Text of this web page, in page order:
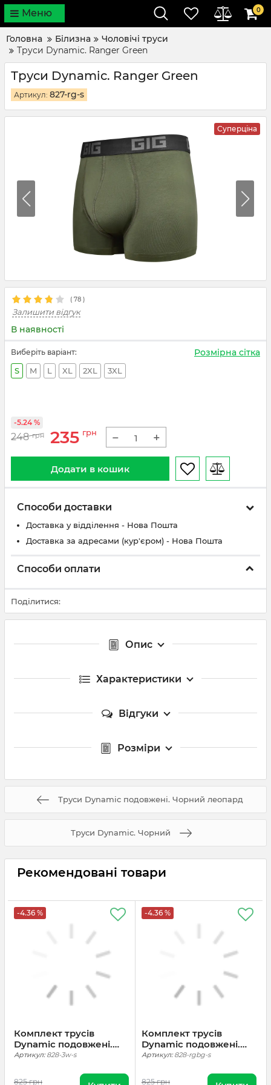
Меню 0
Головна Білизна
Чоловічі труси
Труси Dynamic. Ranger Green
Труси Dynamic. Ranger Green
Артикул: 827-rg-s
Суперціна
( 78 )
Залишити відгук
В наявності
Виберіть варіант:
S M L XL 2XL 3XL
Розмірна сітка
248 грн 235 грн
-5.24 %
− +
Додати в кошик
Способи доставки
Доставка у відділення - Нова Пошта
Доставка за адресами (кур'єром) - Нова Пошта
Способи оплати
Поділитися:
Опис
Характеристики
Відгуки
Розміри
Труси Dynamic подовжені. Чорний леопард
Труси Dynamic. Чорний
Рекомендовані товари
-4.36 %
Комплект трусів
Dynamic подовжені.
Білий, 3 шт
Артикул:828-3w-s
825 грн
-4.36 %
Комплект трусів
Dynamic подовжені.
Чорний, Сірий, Ranger
Артикул:828-rgbg-s
825 грн